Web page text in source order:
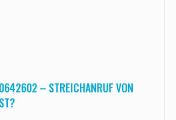
– STREICHANRUF VON